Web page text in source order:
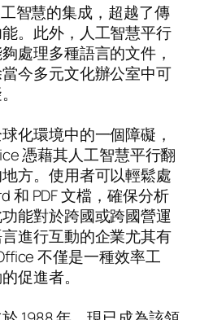
智慧的集成，超越了傳
。此外，人工智慧平行
處理多種語言的文件，
今多元文化辦公室中可
化環境中的一個障礙，
憑藉其人工智慧平行翻
方。使用者可以輕鬆處
和 PDF 文檔，確保分析
能對於跨國或跨國營運
進行互動的企業尤其有
不僅是一種效率工
促進者。